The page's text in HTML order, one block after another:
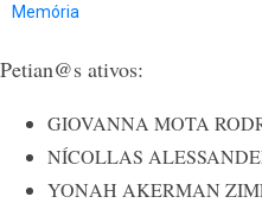
Memória
​​Petian@s ativos:
GIOVANNA MOTA
NÍCOLLAS
YONAH AKERMAN